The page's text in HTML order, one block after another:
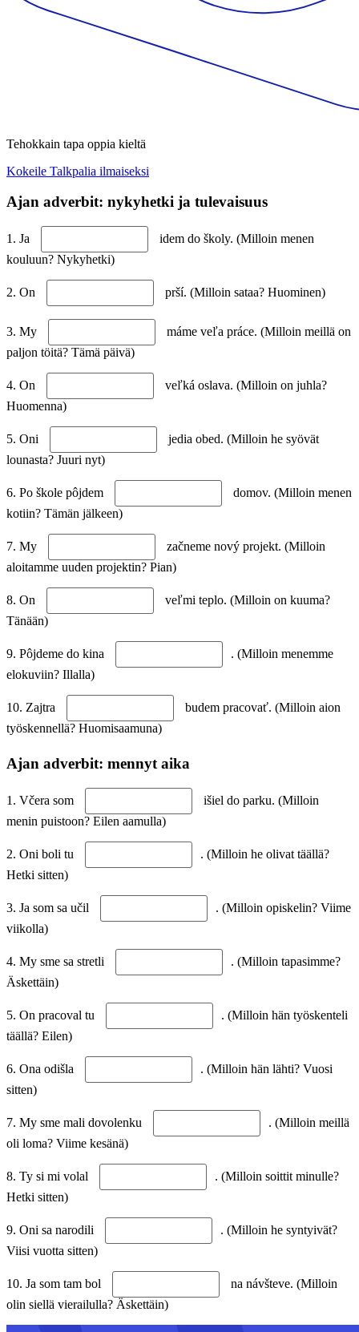
Tehokkain tapa oppia kieltä
Kokeile Talkpalia ilmaiseksi
Ajan adverbit: nykyhetki ja tulevaisuus
1. Ja
idem do školy. (Milloin menen
kouluun? Nykyhetki)
2. On prší. (Milloin sataa? Huominen)
3. My
máme veľa práce. (Milloin meillä on
paljon töitä? Tämä päivä)
4. On
veľká oslava. (Milloin on juhla?
Huomenna)
5. Oni
jedia obed. (Milloin he syövät
lounasta? Juuri nyt)
6. Po škole pôjdem
domov. (Milloin menen
kotiin? Tämän jälkeen)
7. My
začneme nový projekt. (Milloin
aloitamme uuden projektin? Pian)
8. On
veľmi teplo. (Milloin on kuuma?
Tänään)
9. Pôjdeme do kina
. (Milloin menemme
elokuviin? Illalla)
10. Zajtra
budem pracovať. (Milloin aion
työskennellä? Huomisaamuna)
Ajan adverbit: mennyt aika
1. Včera som
išiel do parku. (Milloin
menin puistoon? Eilen aamulla)
2. Oni boli tu
. (Milloin he olivat täällä?
Hetki sitten)
3. Ja som sa učil
. (Milloin opiskelin? Viime
viikolla)
4. My sme sa stretli
. (Milloin tapasimme?
Äskettäin)
5. On pracoval tu
. (Milloin hän työskenteli
täällä? Eilen)
6. Ona odišla
. (Milloin hän lähti? Vuosi
sitten)
7. My sme mali dovolenku
. (Milloin meillä
oli loma? Viime kesänä)
8. Ty si mi volal
. (Milloin soittit minulle?
Hetki sitten)
9. Oni sa narodili
. (Milloin he syntyivät?
Viisi vuotta sitten)
10. Ja som tam bol
na návšteve. (Milloin
olin siellä vierailulla? Äskettäin)